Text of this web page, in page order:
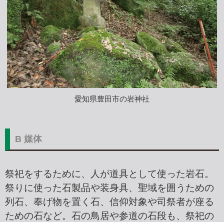
愛知県豊田市の岩神社
B 媒体
祭祀をするために、人が道具として使った岩石。
祭りに使った石製品や装身具、聖域を囲うための
列石、奉げ物を置く石、信仰対象や司祭者が座る
ための石など。石の鳥居や参道の石段も、祭祀の